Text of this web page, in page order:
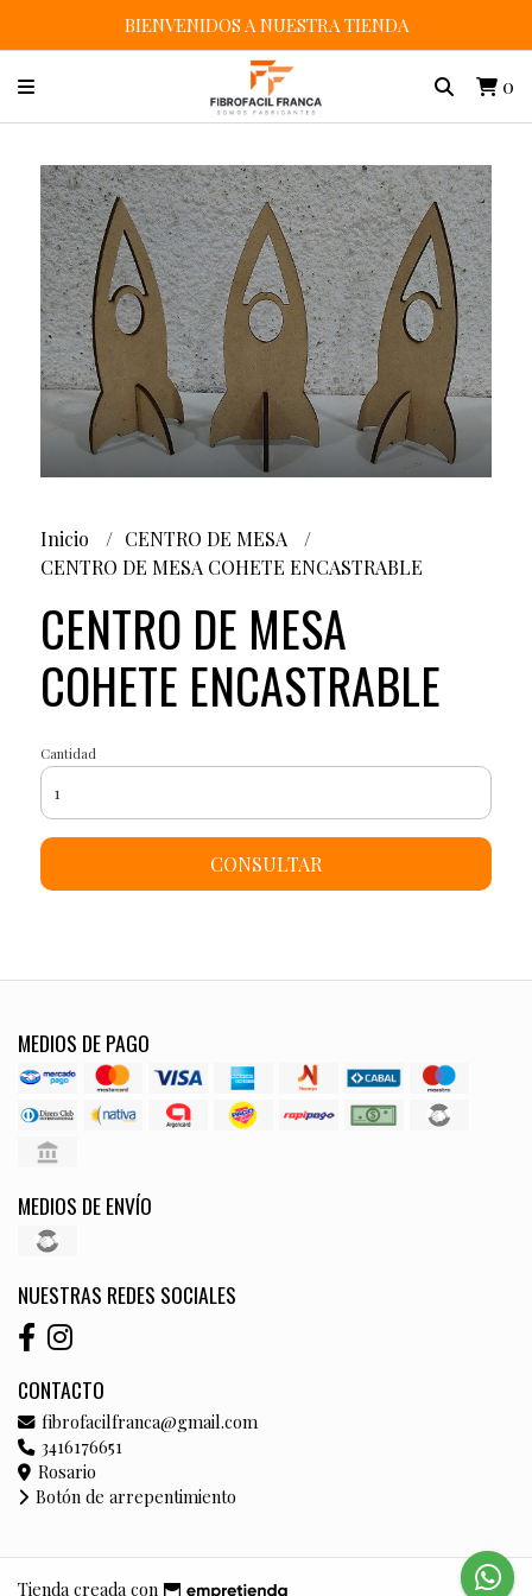
BIENVENIDOS A NUESTRA TIENDA
0
Inicio
CENTRO DE MESA
CENTRO DE MESA COHETE ENCASTRABLE
CENTRO DE MESA
COHETE ENCASTRABLE
Cantidad
CONSULTAR
MEDIOS DE PAGO
MEDIOS DE ENVÍO
NUESTRAS REDES SOCIALES
CONTACTO
fibrofacilfranca@gmail.com
3416176651
Rosario
Botón de arrepentimiento
Tienda creada con